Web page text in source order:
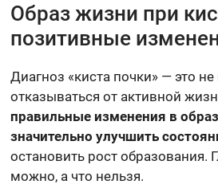
Образ жизни при
позитивные
Диагноз «киста почки» — это
отказываться от активной
правильные изменения в
значительно улучшить
остановить рост образования.
можно, а что нельзя.